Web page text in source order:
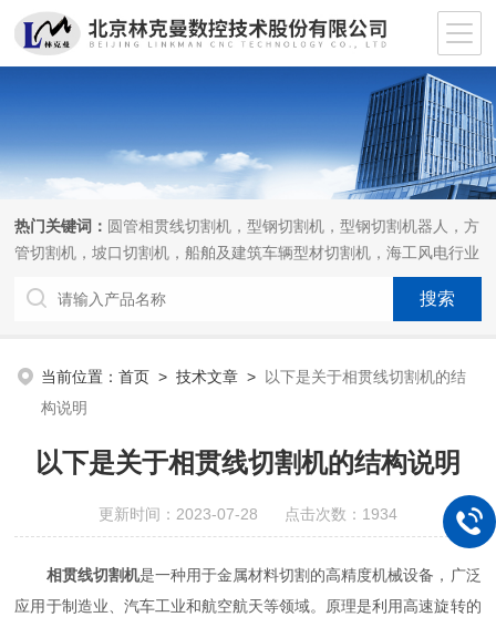
热门关键词： 圆管相贯线切割机，型钢切割机，型钢切割机器人，方
管切割机，坡口切割机，船舶及建筑车辆型材切割机，海工风电行业
当前位置：首页 >技术文章 > 以下是关于相贯线切割机的结
构说明
以下是关于相贯线切割机的结构说明
更新时间：2023-07-28 点击次数：1934
相贯线切割机是一种用于金属材料切割的高精度机械设备，广泛
应用于制造业、汽车工业和航空航天等领域。原理是利用高速旋转的